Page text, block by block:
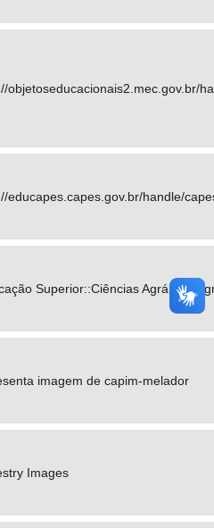
objetoseducacionais2.mec.gov.br/
educapes.capes.gov.br/handle/
Superior::Ciências
imagem de capim-melador
Images